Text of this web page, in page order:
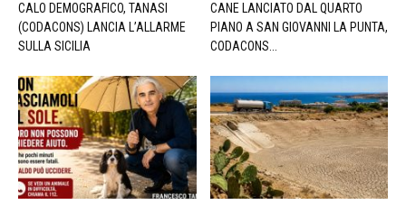
CALO DEMOGRAFICO, TANASI
(CODACONS) LANCIA L’ALLARME
SULLA SICILIA
CANE LANCIATO DAL QUARTO
PIANO A SAN GIOVANNI LA PUNTA,
CODACONS...